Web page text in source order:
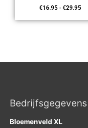
€16.95 - €29.95
Bedrijfsgegevens
Bloemenveld XL